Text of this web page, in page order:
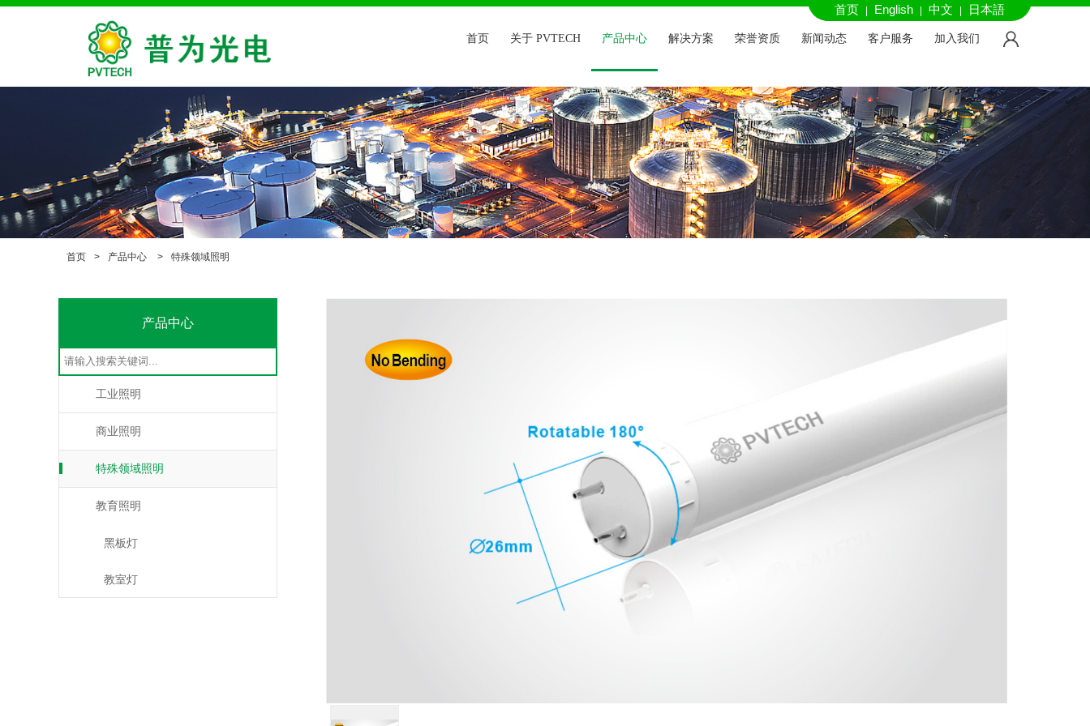
首页 English 中文 日本語
首页 关于 PVTECH 产品中心 解决方案 荣誉资质 新闻动态 客户服务 加入我们
首页 > 产品中心 > 特殊领域照明
产品中心
工业照明
商业照明
特殊领域照明
教育照明
黑板灯
教室灯